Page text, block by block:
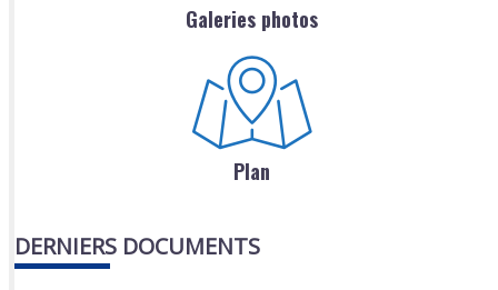
Galeries photos
Plan
DERNIERS DOCUMENTS